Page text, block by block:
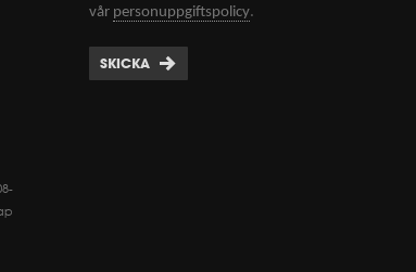
vår personuppgiftspolicy.
SKICKA